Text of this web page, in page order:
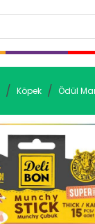
Köpek Ödül